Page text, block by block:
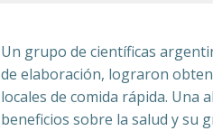
Un grupo de científicas
de elaboración, lograron
locales de comida rápida. Una
beneficios sobre la salud y su